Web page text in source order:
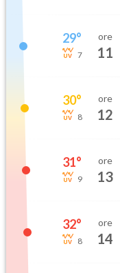
29°
7
ore
11
30°
8
ore
12
31°
9
ore
13
32°
8
ore
14